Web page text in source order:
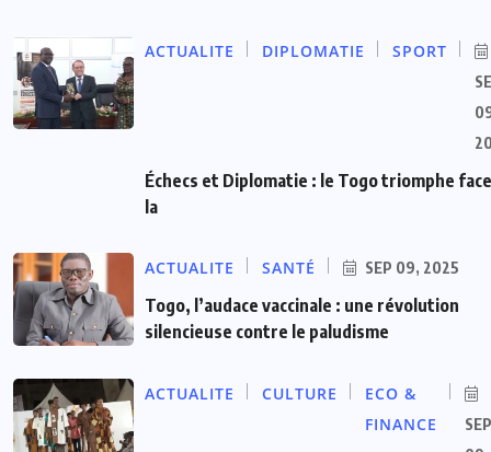
ACTUALITE DIPLOMATIE SPORT
Échecs et Diplomatie : le Togo triomphe
la
ACTUALITE SANTÉ SEP 09, 2025
Togo, l’audace vaccinale : une révolution
silencieuse contre le paludisme
ACTUALITE CULTURE
ECO &
FINANCE
SEP